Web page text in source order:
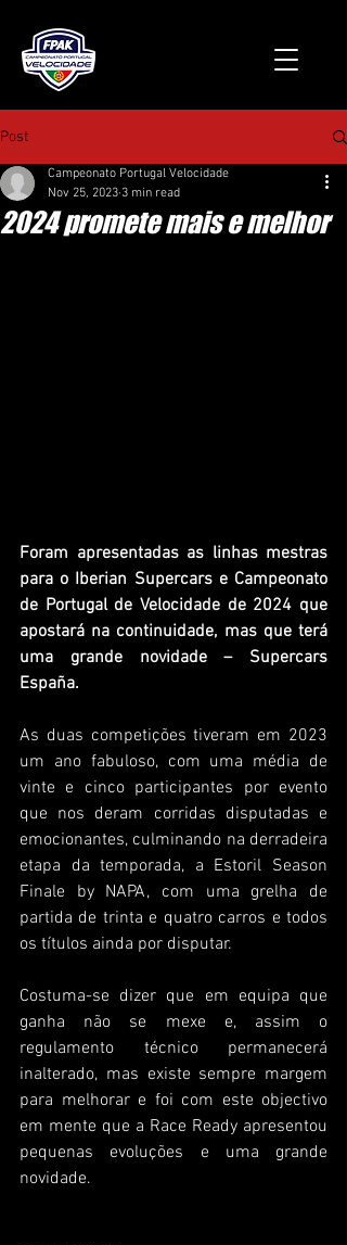
Post
2024 promete mais e melhor
Campeonato Portugal Velocidade
Nov 25, 2023 3 min read
Foram apresentadas as linhas mestras
para o Iberian Supercars e Campeonato
de Portugal de Velocidade de 2024 que
apostará na continuidade, mas que terá
uma grande novidade – Supercars
España.
As duas competições tiveram em 2023
um ano fabuloso, com uma média de
vinte e cinco participantes por evento
que nos deram corridas disputadas e
emocionantes, culminando na derradeira
etapa da temporada, a Estoril Season
Finale by NAPA, com uma grelha de
partida de trinta e quatro carros e todos
os títulos ainda por disputar.
Costuma-se dizer que em equipa que
ganha não se mexe e, assim o
regulamento técnico permanecerá
inalterado, mas existe sempre margem
para melhorar e foi com este objectivo
em mente que a Race Ready apresentou
pequenas evoluções e uma grande
novidade.